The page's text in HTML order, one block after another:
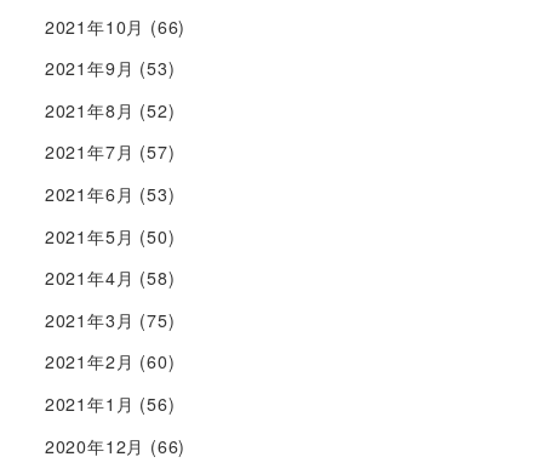
2021年10月 (66)
2021年9月 (53)
2021年8月 (52)
2021年7月 (57)
2021年6月 (53)
2021年5月 (50)
2021年4月 (58)
2021年3月 (75)
2021年2月 (60)
2021年1月 (56)
2020年12月 (66)